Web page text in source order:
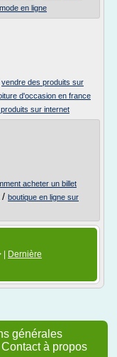
en ligne
vendre des produits sur
d'occasion en france
sur internet
acheter un billet
/ boutique en ligne sur
|
Dernière
générales
Contact à propos